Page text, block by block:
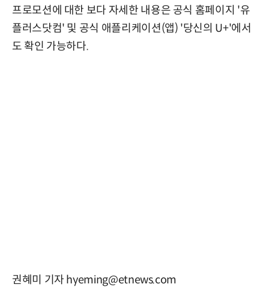
프로모션에 대한 보다 자세한 내용은 공식 홈페이지 '유
플러스닷컴' 및 공식 애플리케이션(앱) '당신의 U+'에서
도 확인 가능하다.
권혜미 기자 hyeming@etnews.com